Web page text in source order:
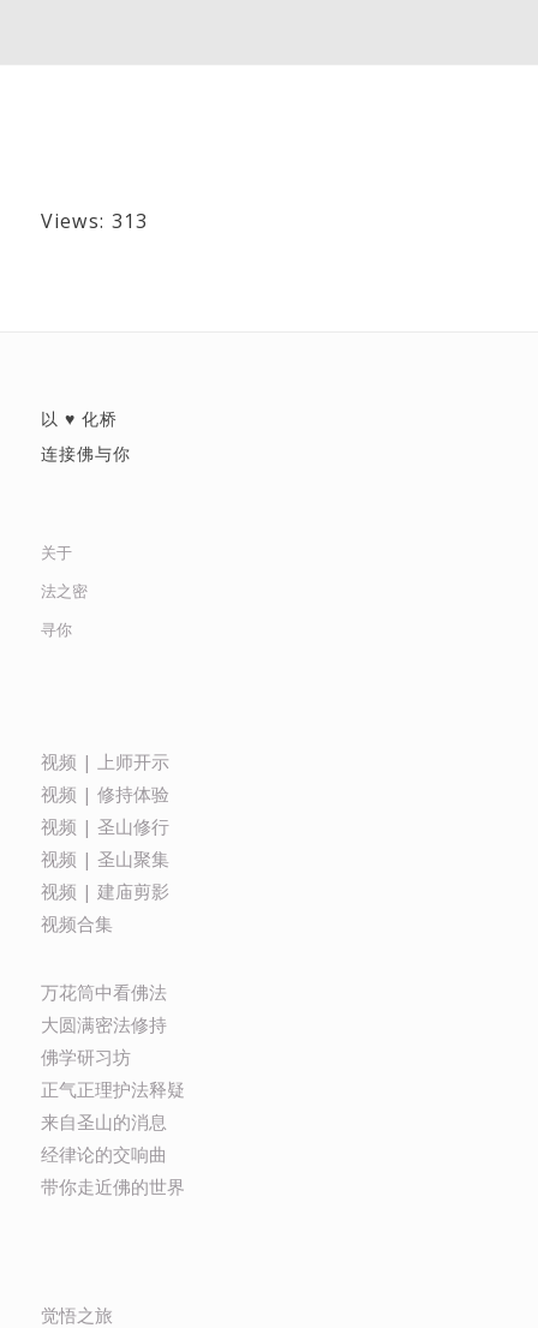
Views: 313
以 ♥ 化桥
连接佛与你
关于
法之密
寻你
视频 | 上师开示
视频 | 修持体验
视频 | 圣山修行
视频 | 圣山聚集
视频 | 建庙剪影
视频合集
万花筒中看佛法
大圆满密法修持
佛学研习坊
正气正理护法释疑
来自圣山的消息
经律论的交响曲
带你走近佛的世界
觉悟之旅